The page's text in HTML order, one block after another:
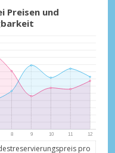
Preisen und
pro